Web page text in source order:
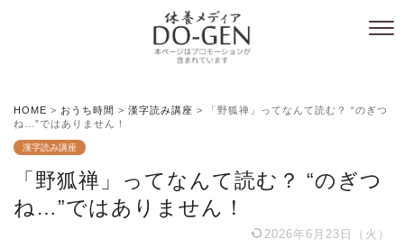
HOME > おうち時間 > 漢字読み講座 >
「野狐禅」ってなんて読む？ “のぎつ
ね…”ではありません！
漢字読み講座
「野狐禅」ってなんて読む？ “のぎつ
ね…”ではありません！
2026年6月23日（火）